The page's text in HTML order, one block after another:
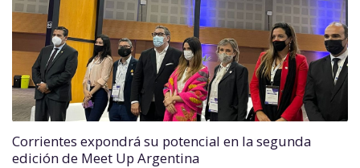
Corrientes expondrá su potencial en la segunda
edición de Meet Up Argentina